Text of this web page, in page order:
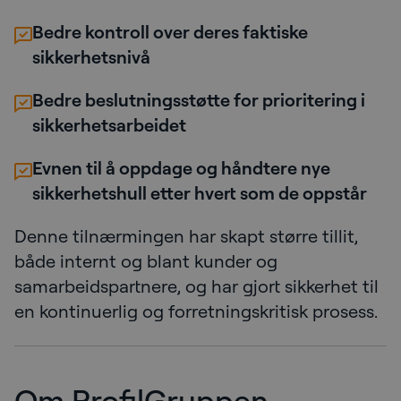
Bedre kontroll over deres faktiske
sikkerhetsnivå
Bedre beslutningsstøtte for prioritering i
sikkerhetsarbeidet
Evnen til å oppdage og håndtere nye
sikkerhetshull etter hvert som de oppstår
Denne tilnærmingen har skapt større tillit,
både internt og blant kunder og
samarbeidspartnere, og har gjort sikkerhet til
en kontinuerlig og forretningskritisk prosess.